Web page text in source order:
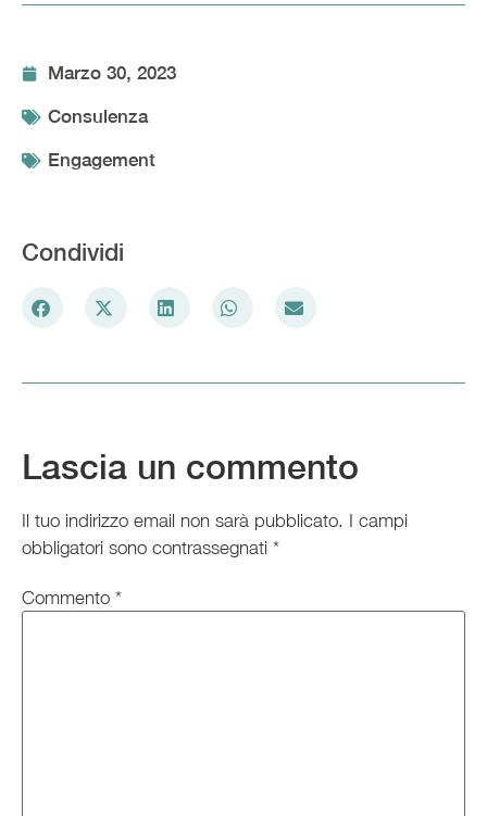
Marzo 30, 2023
Consulenza
Engagement
Condividi
Lascia un commento
Il tuo indirizzo email non sarà pubblicato. I campi
obbligatori sono contrassegnati *
Commento *